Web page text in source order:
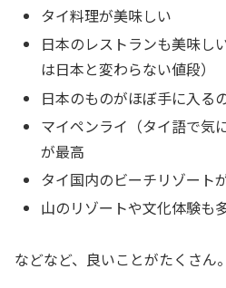
タイ料理が美味しい
日本のレストランも美味し
は日本と変わらない値段）
日本のものがほぼ手に入る
マイペンライ（タイ語で気
が最高
タイ国内のビーチリゾート
山のリゾートや文化体験も
などなど、良いことがたくさん。